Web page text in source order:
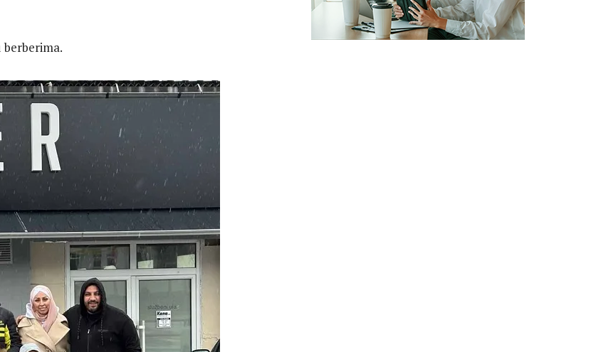
berberima.